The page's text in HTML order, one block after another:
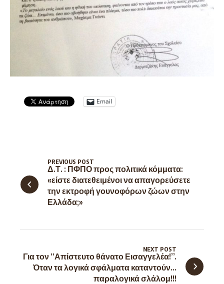
Email
Δ.Τ. : ΠΦΠΟ προς πολιτικά κόμματα:
«είστε διατεθειμένοι να απαγορεύσετε
την εκτροφή γουνοφόρων ζώων στην
Ελλάδα;»
PREVIOUS POST
Για τον “Απίστευτο θάνατο Εισαγγελέα!”.
Όταν τα λογικά σφάλματα καταντούν…
παραλογικά σλάλομ!!!
NEXT POST